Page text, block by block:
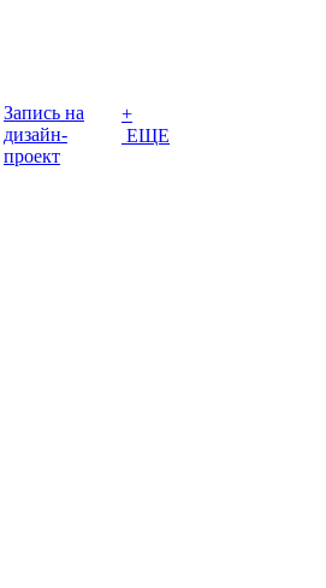
Запись на
дизайн-
проект
+
ЕЩЕ